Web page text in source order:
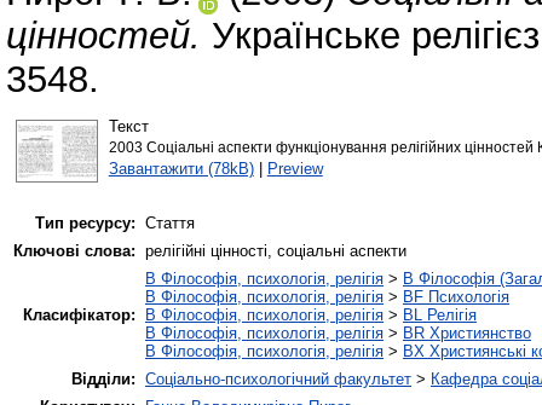
цінностей. Українське
3548.
Текст
2003 Соціальні аспекти функціонування релігійних цінностей
Завантажити (78kB)| Preview
Тип ресурсу: Стаття
Ключові слова: релігійні цінності, соціальні аспекти
Класифікатор:
B Філософія, психологія, релігія > B Філософія
B Філософія, психологія, релігія > BF Психологія
B Філософія, психологія, релігія > BL Релігія
B Філософія, психологія, релігія > BR Християнство
B Філософія, психологія, релігія > BX Християнські
Відділи: Соціально-психологічний факультет > Кафедра